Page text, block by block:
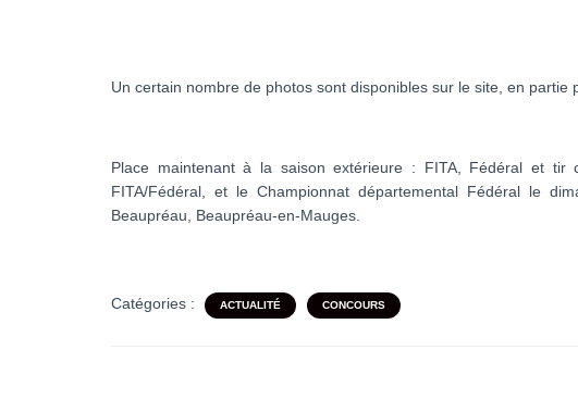
Un certain nombre de photos sont disponibles sur le site, en partie
Place maintenant à la saison extérieure : FITA, Fédéral et
FITA/Fédéral, et le Championnat départemental Fédéral le
Beaupréau, Beaupréau-en-Mauges.
Catégories : ACTUALITÉ CONCOURS